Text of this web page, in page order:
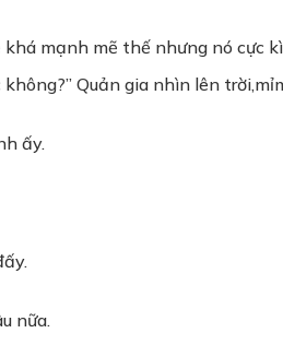
mạnh mẽ thế nhưng nó
Quản gia nhìn lên
ấy.
nữa.